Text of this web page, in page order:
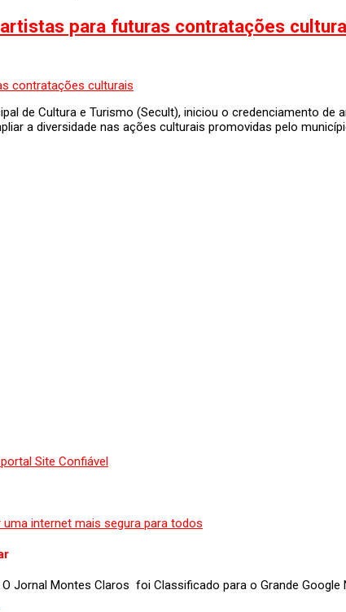
para futuras contratações
de Cultura e Turismo (Secult), iniciou o credenciamento
a diversidade nas ações culturais promovidas pelo
Jornal Montes Claros foi Classificado para o Grande Google